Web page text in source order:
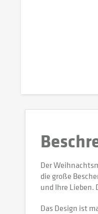
Der
die große
und Ihre Lieben.
Das Design ist